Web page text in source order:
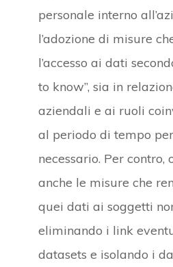
personale interno
l’adozione di misure
l’accesso ai dati
to know”, sia in
aziendali e ai ruoli
al periodo di tempo
necessario. Per
anche le misure che
quei dati ai soggetti
eliminando i link
datasets e isolando i